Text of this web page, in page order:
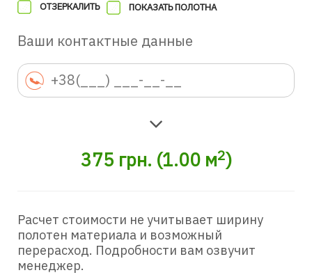
ОТЗЕРКАЛИТЬ ПОКАЗАТЬ ПОЛОТНА
Ваши контактные данные
375 грн. (1.00м2)
Расчет стоимости не учитывает ширину
полотен материала и возможный
перерасход. Подробности вам озвучит
менеджер.